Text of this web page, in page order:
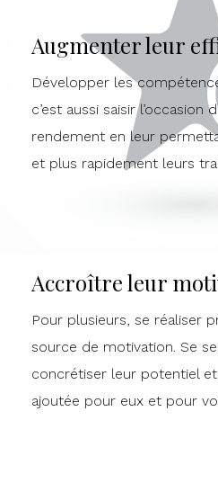
Augmenter leur
Développer les
c’est aussi saisir l’occasion
rendement en leur
et plus rapidement leurs
Accroître leur
Pour plusieurs, se réaliser
source de motivation. Se
concrétiser leur potentiel
ajoutée pour eux et pour